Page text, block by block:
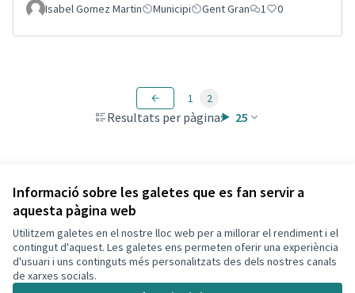
Informació sobre les galetes que es fan servir a
aquesta pàgina web
Utilitzem galetes en el nostre lloc web per a millorar el rendiment i el
contingut d'aquest. Les galetes ens permeten oferir una experiència
d'usuari i uns continguts més personalitzats des dels nostres canals
de xarxes socials.
Isabel Gomez Martin Municipi Gent Gran 1 0
Resultats per pàgina: 25
1 2
Veure totes les propostes retirades
Termes i condicions d'ús
Configuració de les galetes
Decidim Calafell a X
(Enllaç extern)
Decidim Calafell a Facebook
Decidim Calafell a YouTube
Decidim Calafell a GitHub
(Enllaç extern)